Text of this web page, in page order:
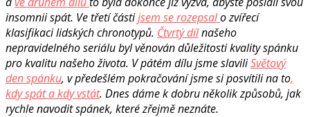
insomnii spát. Ve třetí částijsem se rozepsalo zvířecí
klasifikaci lidských chronotypů. Čtvrtý dílnašeho
nepravidelného seriálu byl věnován důležitosti kvality spánku
pro kvalitu našeho života. V pátém dílu jsme slaviliSvětový
den spánku, v předešlém pokračování jsme si posvítilina to,
kdy spát a kdy vstát. Dnes dáme k dobru několik způsobů, jak
rychle navodit spánek, které zřejmě neznáte.